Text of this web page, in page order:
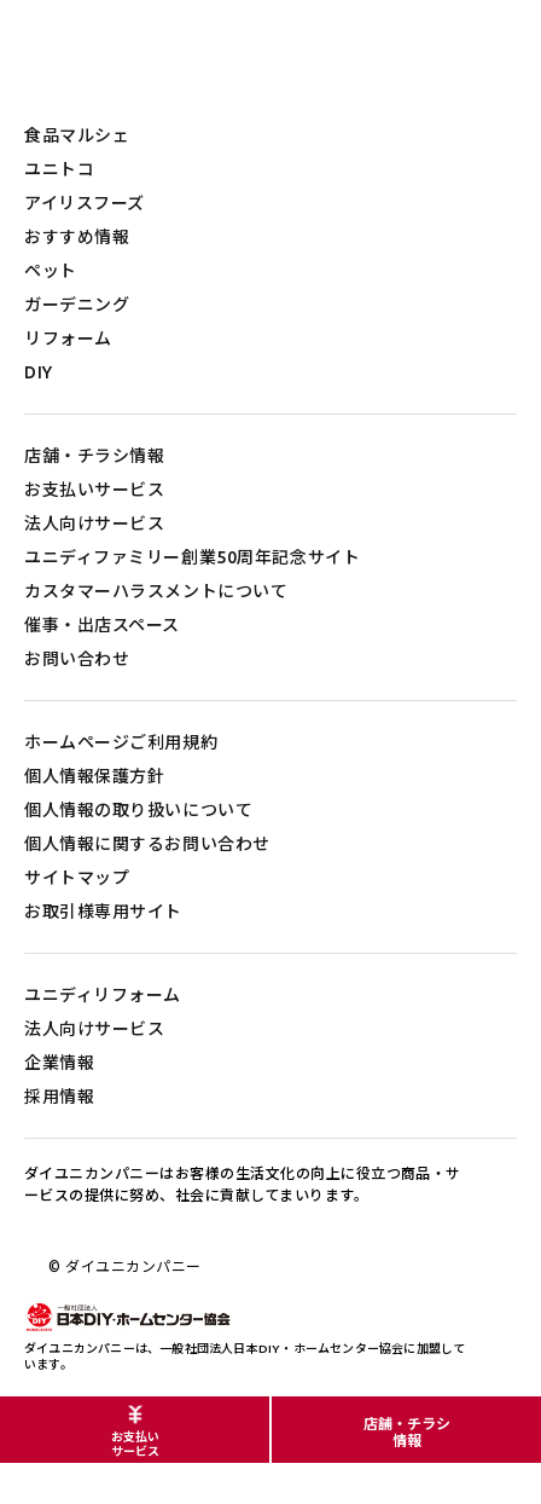
食品マルシェ
ユニトコ
アイリスフーズ
おすすめ情報
ペット
ガーデニング
リフォーム
DIY
店舗・チラシ情報
お支払いサービス
法人向けサービス
ユニディファミリー創業50周年記念サイト
カスタマーハラスメントについて
催事・出店スペース
お問い合わせ
ホームページご利用規約
個人情報保護方針
個人情報の取り扱いについて
個人情報に関するお問い合わせ
サイトマップ
お取引様専用サイト
ユニディリフォーム
法人向けサービス
企業情報
採用情報
ダイユニカンパニーはお客様の生活文化の向上に役立つ商品・サ
ービスの提供に努め、社会に貢献してまいります。
© ダイユニカンパニー
ダイユニカンパニーは、一般社団法人日本DIY・ホームセンター協会に加盟して
います。
お支払い
サービス
店舗・チラシ
情報